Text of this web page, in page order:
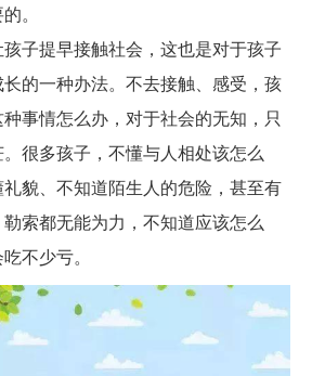
。
提早接触社会，这也是对于孩子
的一种办法。不去接触、感受，孩
事情怎么办，对于社会的无知，只
很多孩子，不懂与人相处该怎么
貌、不知道陌生人的危险，甚至有
索都无能为力，不知道应该怎么
不少亏。